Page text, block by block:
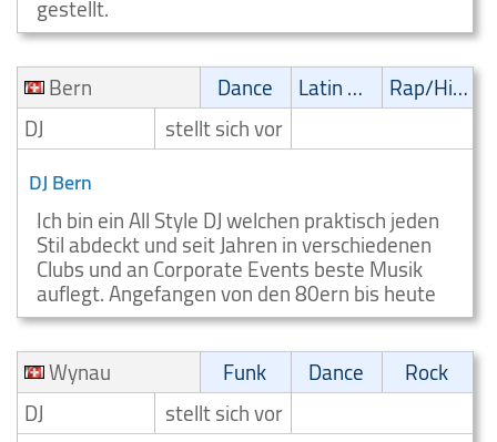
gestellt.
Bern
Dance Latin Musik
Rap/Hip-Hop/RnB
DJ
stellt sich vor
DJ Bern
Ich bin ein All Style DJ welchen praktisch jeden
Stil abdeckt und seit Jahren in verschiedenen
Clubs und an Corporate Events beste Musik
auflegt. Angefangen von den 80ern bis heute
Wynau
Funk Dance
Rock
DJ
stellt sich vor